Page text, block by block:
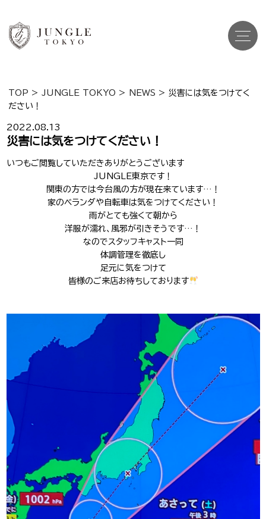
Cast キャスト一覧
Gravure グラビア
Recruit Cast キャスト求人
Recruit Staff スタッフ求人
Shop Info 店舗一覧
J-Tokyo
TOP > JUNGLE TOKYO > NEWS > 災害には気をつけてく
ださい！
2022.08.13
災害には気をつけてください！
いつもご閲覧していただきありがとうございます
JUNGLE東京です！
関東の方では今台風の方が現在来ています…！
家のベランダや自転車は気をつけてください！
雨がとても強くて朝から
洋服が濡れ、風邪が引きそうです…！
なのでスタッフキャスト一同
体調管理を徹底し
足元に気をつけて
皆様のご来店お待ちしております